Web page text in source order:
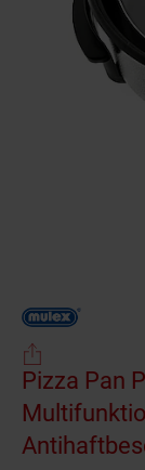
Pizza Pan